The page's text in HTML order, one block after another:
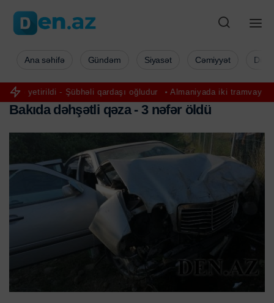
qardaşı oğludur Almaniyada iki tramvay toqquşdu: 30-a
Ana səhifə Gündəm Siyasət Cəmiyyət
Bakıda dəhşətli qəza - 3 nəfər öldü